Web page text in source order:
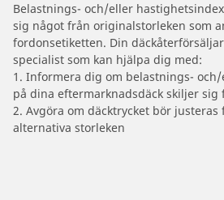
Belastnings- och/eller
sig något från originalstorleken som
fordonsetiketten. Din
specialist som kan hjälpa dig med:
1. Informera dig om belastnings-
på dina eftermarknadsdäck skiljer
2. Avgöra om däcktrycket bör
alternativa storleken